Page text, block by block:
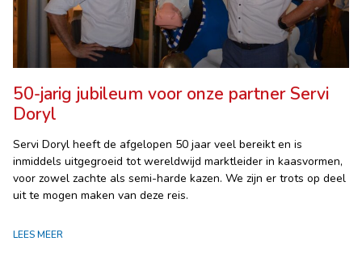
50-jarig jubileum voor onze partner Servi
Doryl
Servi Doryl heeft de afgelopen 50 jaar veel bereikt en is
inmiddels uitgegroeid tot wereldwijd marktleider in kaasvormen,
voor zowel zachte als semi-harde kazen. We zijn er trots op deel
uit te mogen maken van deze reis.
LEES MEER